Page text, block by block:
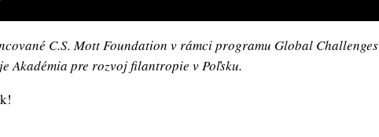
C.S. Mott Foundation v rámci programu Global Challenges
Akadémia pre rozvoj filantropie v Poľsku.